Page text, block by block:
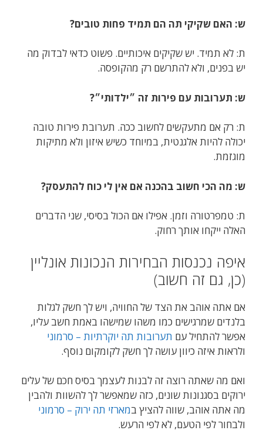
ש: האם שקיקי תה הם תמיד פחות טובים?
ת: לא תמיד. יש שקיקים איכותיים. פשוט כדאי לבדוק מה
יש בפנים, ולא להתרשם רק מהקופסה.
ש: תערובות עם פירות זה ״ילדותי״?
ת: רק אם מתעקשים לחשוב ככה. תערובת פירות טובה
יכולה להיות אלגנטית, במיוחד כשיש איזון ולא מתיקות
מוגזמת.
ש: מה הכי חשוב בהכנה אם אין לי כוח להתעסק?
ת: טמפרטורה וזמן. אפילו אם הכול בסיסי, שני הדברים
האלה ייקחו אותך רחוק.
איפה נכנסות הבחירות הנכונות אונליין
(כן, גם זה חשוב)
אם אתה אוהב את הצד של החוויה, ויש לך חשק לגלות
בלנדים שמרגישים כמו משהו שמישהו באמת חשב עליו,
אפשר להתחיל עם תערובות תה יוקרתיות – סרמוני
ולראות איזה כיוון עושה לך חשק לקומקום נוסף.
ואם מה שאתה רוצה זה לבנות לעצמך בסיס חכם של עלים
ירוקים בסגנונות שונים, כזה שמאפשר לך להשוות ולהבין
מה אתה אוהב, שווה להציץ במארזי תה ירוק – סרמוני
ולבחור לפי הטעם, לא לפי הרעש.